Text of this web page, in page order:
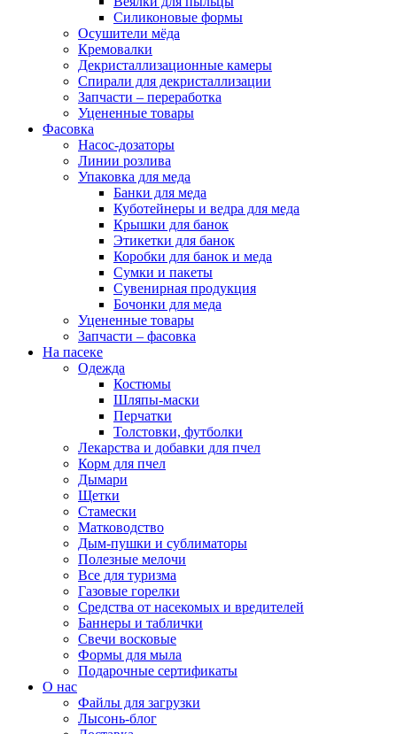
Силиконовые формы
Осушители мёда
Кремовалки
Декристаллизационные камеры
Спирали для декристаллизации
Запчасти – переработка
Уцененные товары
Фасовка
Насос-дозаторы
Линии розлива
Упаковка для меда
Банки для меда
Куботейнеры и ведра для меда
Крышки для банок
Этикетки для банок
Коробки для банок и меда
Сумки и пакеты
Сувенирная продукция
Бочонки для меда
Уцененные товары
Запчасти – фасовка
На пасеке
Одежда
Костюмы
Шляпы-маски
Перчатки
Толстовки, футболки
Лекарства и добавки для пчел
Корм для пчел
Дымари
Щетки
Стамески
Матководство
Дым-пушки и сублиматоры
Полезные мелочи
Все для туризма
Газовые горелки
Средства от насекомых и вредителей
Баннеры и таблички
Свечи восковые
Формы для мыла
Подарочные сертификаты
О нас
Файлы для загрузки
Лысонь-блог